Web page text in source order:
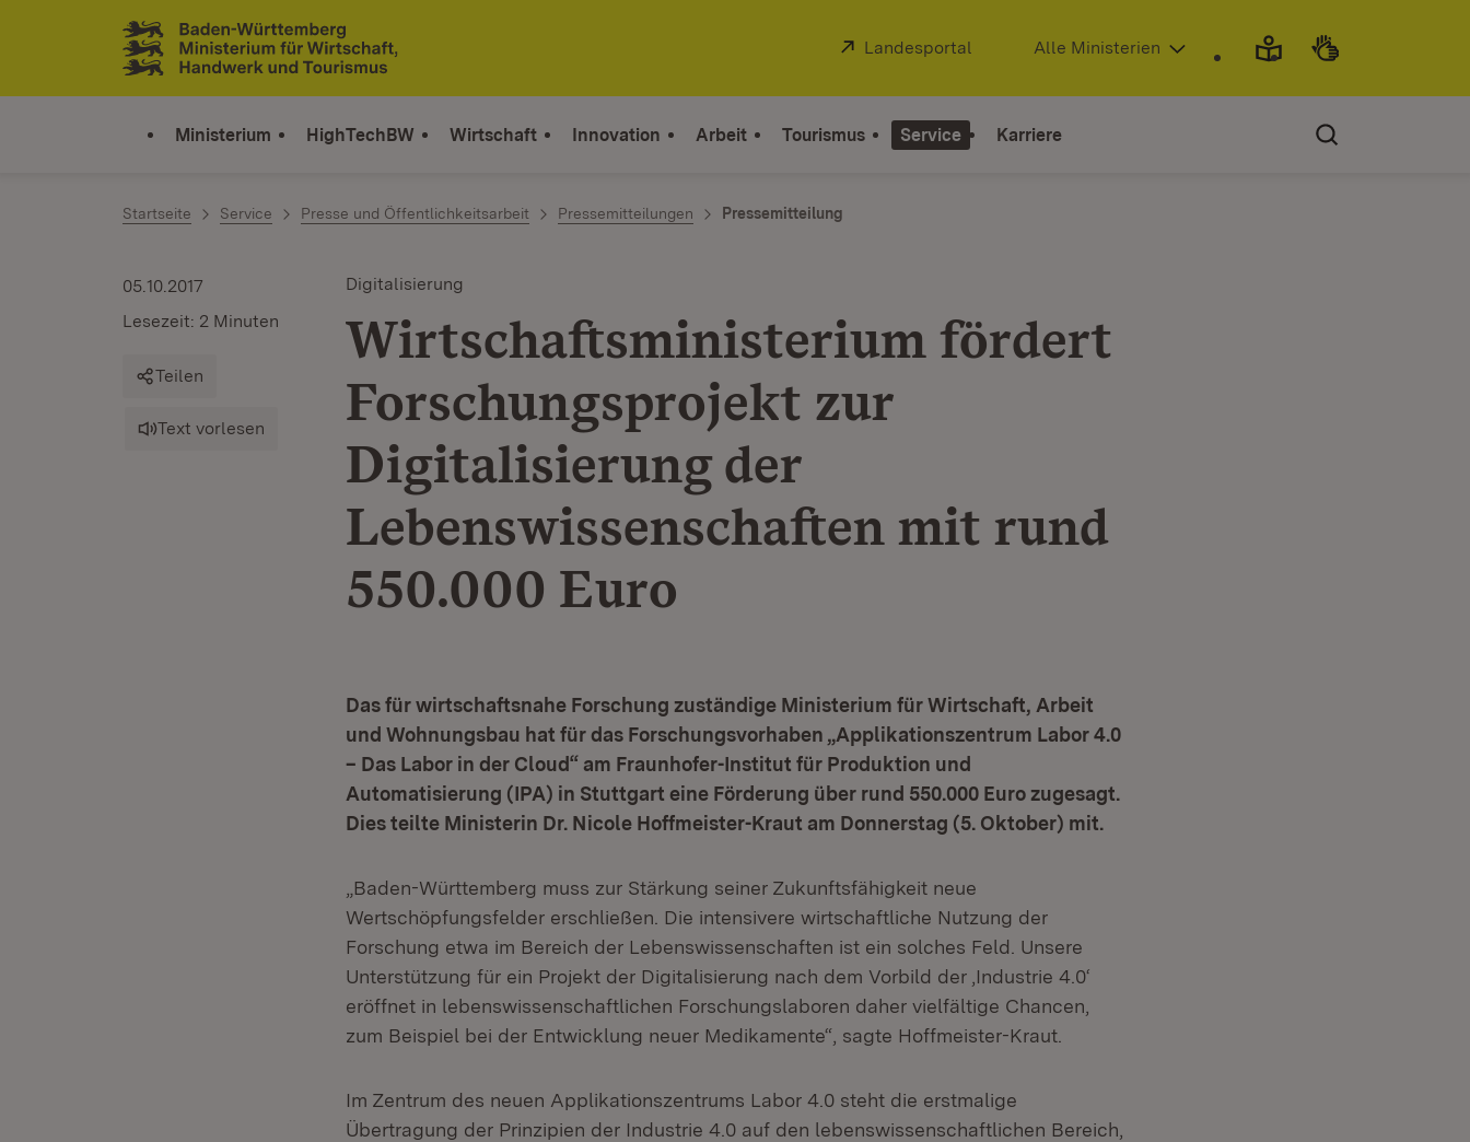
Zum Inhalt springen
Link zur Startseite
Extern:
Landesportal (Öffnet in neuem Fenster)
Alle Ministerien
Ministerium HighTechBW Wirtschaft Innovation Arbeit Tourismus Service Karriere
Startseite Service Presse und Öffentlichkeitsarbeit Pressemitteilungen Pressemitteilung
Digitalisierung
Wirtschaftsministerium fördert
Forschungsprojekt zur
Digitalisierung der
Lebenswissenschaften mit rund
550.000 Euro
05.10.2017
Lesezeit: 2 Minuten
Teilen
Text vorlesen
Das für wirtschaftsnahe Forschung zuständige Ministerium für Wirtschaft, Arbeit
und Wohnungsbau hat für das Forschungsvorhaben „Applikationszentrum Labor 4.0
– Das Labor in der Cloud“ am Fraunhofer-Institut für Produktion und
Automatisierung (IPA) in Stuttgart eine Förderung über rund 550.000 Euro zugesagt.
Dies teilte Ministerin Dr. Nicole Hoffmeister-Kraut am Donnerstag (5. Oktober) mit.
„Baden-Württemberg muss zur Stärkung seiner Zukunftsfähigkeit neue
Wertschöpfungsfelder erschließen. Die intensivere wirtschaftliche Nutzung der
Forschung etwa im Bereich der Lebenswissenschaften ist ein solches Feld. Unsere
Unterstützung für ein Projekt der Digitalisierung nach dem Vorbild der ‚Industrie 4.0‘
eröffnet in lebenswissenschaftlichen Forschungslaboren daher vielfältige Chancen,
zum Beispiel bei der Entwicklung neuer Medikamente“, sagte Hoffmeister-Kraut.
Im Zentrum des neuen Applikationszentrums Labor 4.0 steht die erstmalige
Übertragung der Prinzipien der Industrie 4.0 auf den lebenswissenschaftlichen Bereich,